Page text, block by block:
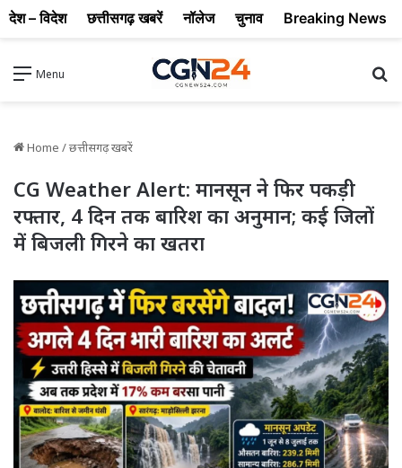
Menu
Home /छत्तीसगढ़ खबरें
CG Weather Alert: मानसून ने फिर पकड़ी
रफ्तार, 4 दिन तक बारिश का अनुमान; कई जिलों
में बिजली गिरने का खतरा
देश – विदेश छत्तीसगढ़ खबरें नॉलेज चुनाव Breaking News